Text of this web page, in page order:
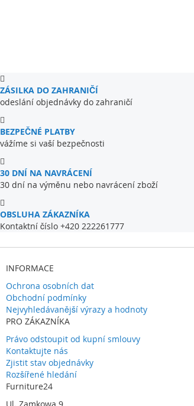
ZÁSILKA DO ZAHRANIČÍ
odeslání objednávky do zahraničí
BEZPEČNÉ PLATBY
vážíme si vaší bezpečnosti
30 DNÍ NA NAVRÁCENÍ
30 dní na výměnu nebo navrácení zboží
OBSLUHA ZÁKAZNÍKA
Kontaktní číslo +420 222261777
INFORMACE
Ochrona osobních dat
Obchodní podmínky
Nejvyhledávanější výrazy a hodnoty
PRO ZÁKAZNÍKA
Právo odstoupit od kupní smlouvy
Kontaktujte nás
Zjistit stav objednávky
Rozšířené hledání
Furniture24